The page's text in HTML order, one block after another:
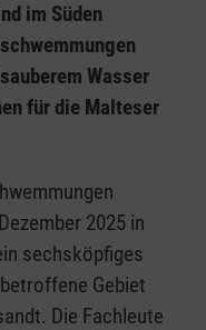
im Süden
Wasser
für die Malteser
2025 in
sechsköpfiges
Gebiet
Die Fachleute